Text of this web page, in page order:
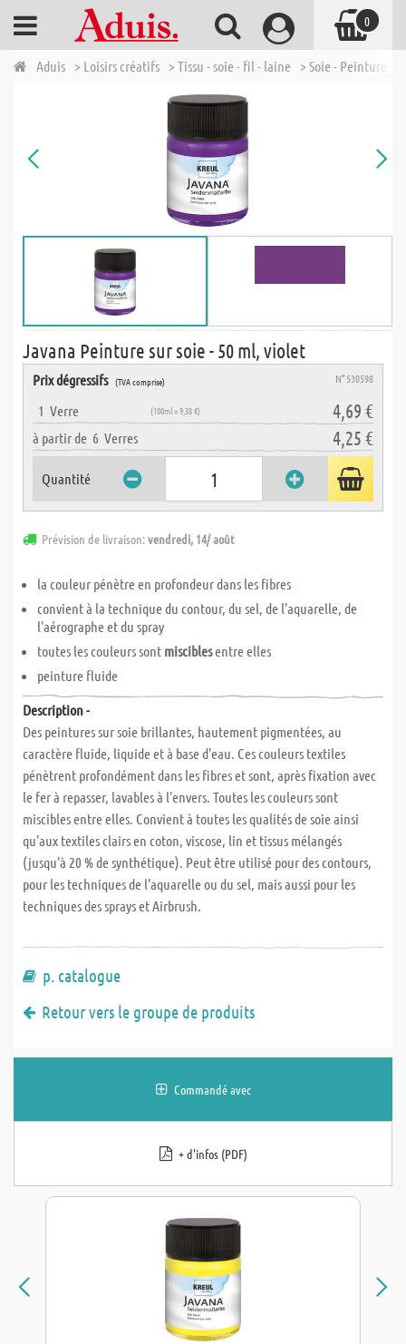
Aduis > Loisirs créatifs > Tissu - soie - fil - laine > Soie - Peinture
Javana Peinture sur soie - 50 ml, violet
Prix dégressifs (TVA comprise) N° 530598
1 Verre (100ml = 9,38 €) 4,69 €
à partir de 6 Verres 4,25 €
Quantité
Prévision de livraison:vendredi, 14/ août
la couleur pénètre en profondeur dans les fibres
convient à la technique du contour, du sel, de l'aquarelle, de
l'aérographe et du spray
toutes les couleurs sont misciblesentre elles
peinture fluide
Description -
Des peintures sur soie brillantes, hautement pigmentées, au
caractère fluide, liquide et à base d'eau. Ces couleurs textiles
pénètrent profondément dans les fibres et sont, après fixation avec
le fer à repasser, lavables à l'envers. Toutes les couleurs sont
miscibles entre elles. Convient à toutes les qualités de soie ainsi
qu'aux textiles clairs en coton, viscose, lin et tissus mélangés
(jusqu'à 20 % de synthétique). Peut être utilisé pour des contours,
pour les techniques de l'aquarelle ou du sel, mais aussi pour les
techniques des sprays et Airbrush.
p. catalogue
Retour vers le groupe de produits
Commandé avec
+ d'infos (PDF)
0